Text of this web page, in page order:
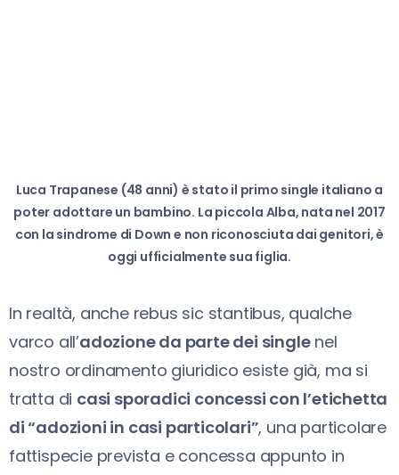
Luca Trapanese (48 anni) è stato il primo single italiano a
poter adottare un bambino. La piccola Alba, nata nel 2017
con la sindrome di Down e non riconosciuta dai genitori, è
oggi ufficialmente sua figlia.
In realtà, anche rebus sic stantibus, qualche
varco all’adozione da parte dei singlenel
nostro ordinamento giuridico esiste già, ma si
tratta di casi sporadici concessi con l’etichetta
di “adozioni in casi particolari”, una particolare
fattispecie prevista e concessa appunto in